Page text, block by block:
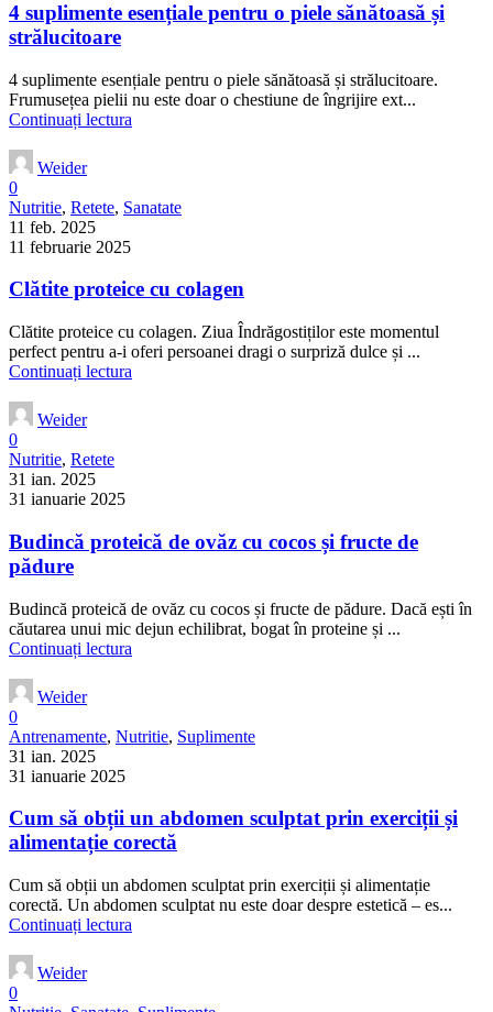
4 suplimente esențiale pentru o piele sănătoasă și
strălucitoare
4 suplimente esențiale pentru o piele sănătoasă și strălucitoare.
Frumusețea pielii nu este doar o chestiune de îngrijire ext...
Continuați lectura
Weider
0
Nutritie, Retete, Sanatate
11 feb. 2025
11 februarie 2025
Clătite proteice cu colagen
Clătite proteice cu colagen. Ziua Îndrăgostiților este momentul
perfect pentru a-i oferi persoanei dragi o surpriză dulce și ...
Continuați lectura
Weider
0
Nutritie, Retete
31 ian. 2025
31 ianuarie 2025
Budincă proteică de ovăz cu cocos și fructe de
pădure
Budincă proteică de ovăz cu cocos și fructe de pădure. Dacă ești în
căutarea unui mic dejun echilibrat, bogat în proteine și ...
Continuați lectura
Weider
0
Antrenamente, Nutritie, Suplimente
31 ian. 2025
31 ianuarie 2025
Cum să obții un abdomen sculptat prin exerciții și
alimentație corectă
Cum să obții un abdomen sculptat prin exerciții și alimentație
corectă. Un abdomen sculptat nu este doar despre estetică – es...
Continuați lectura
Weider
0